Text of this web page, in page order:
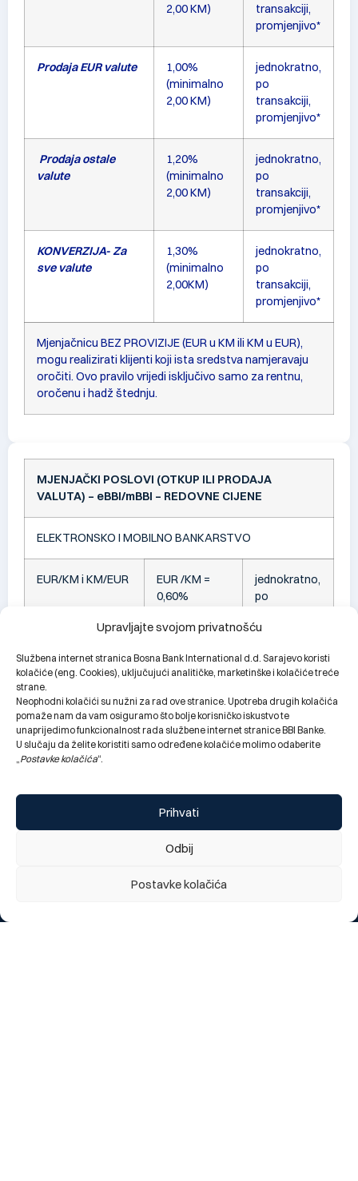
Upravljajte svojom privatnošću
Službena internet stranica Bosna Bank International d.d. Sarajevo koristi
kolačiće (eng. Cookies), uključujući analitičke, marketinške i kolačiće treće
strane.
Neophodni kolačići su nužni za rad ove stranice. Upotreba drugih kolačića
pomaže nam da vam osiguramo što bolje korisničko iskustvo te
unaprijedimo funkcionalnost rada službene internet stranice BBI Banke.
U slučaju da želite koristiti samo određene kolačiće molimo odaberite
„Postavke kolačića“.
Prihvati
Odbij
Postavke kolačića
2,00 KM)
transakciji,
promjenjivo*
Prodaja EUR valute
1,00%
(minimalno
2,00 KM)
jednokratno,
po
transakciji,
promjenjivo*
Prodaja ostale
valute
1,20%
(minimalno
2,00 KM)
jednokratno,
po
transakciji,
promjenjivo*
KONVERZIJA- Za
sve valute
1,30%
(minimalno
2,00KM)
jednokratno,
po
transakciji,
promjenjivo*
Mjenjačnicu BEZ PROVIZIJE (EUR u KM ili KM u EUR),
mogu realizirati klijenti koji ista sredstva namjeravaju
oročiti. Ovo pravilo vrijedi isključivo samo za rentnu,
oročenu i hadž štednju.
MJENJAČKI POSLOVI (OTKUP ILI PRODAJA
VALUTA) – eBBI/mBBI – REDOVNE CIJENE
ELEKTRONSKO I MOBILNO BANKARSTVO
EUR/KM i KM/EUR
EUR /KM =
0,60%
0,80%
jednokratno,
po
promjenjivo*
Ostale valute/KM i
KM/Ostale valute
0,90%
1,00 KM)
jednokratno,
transakciji,
promjenjivo*
Change language: ENG